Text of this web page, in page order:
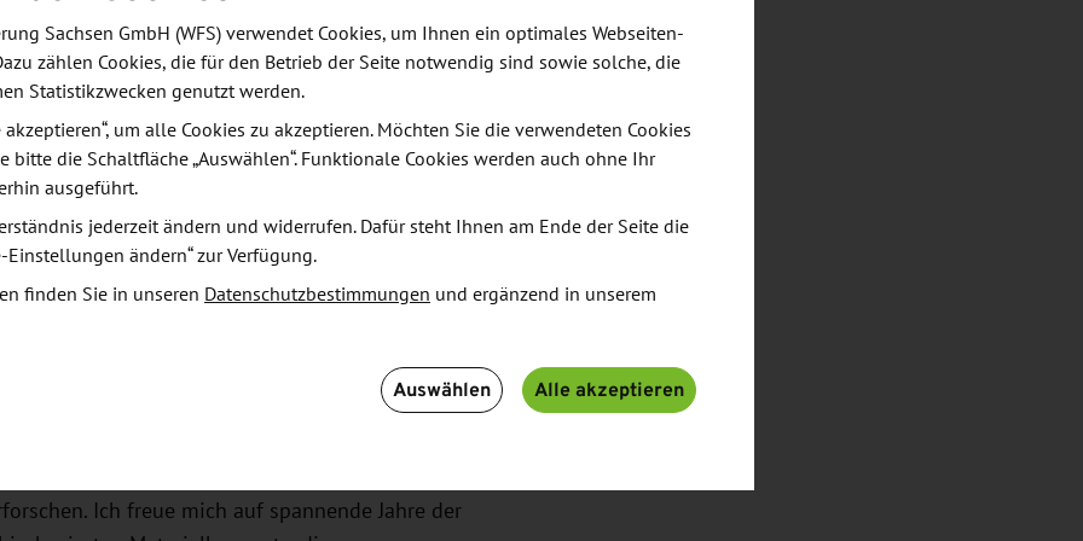
sich nur mit großem Aufwand recyclen.
Center for Applied Physics and Photonic
der Natur als Vorbild dient, um zur Lösung
Das filigrane Gefäßsystem der Blätter wird als
aufgefüllt. So entsteht ein neuartiges
Bauteile ersetzen können. Gelingt dies,
Zukunft leisten. Bei der Herstellung
Rohstoffe benötigt werden und andererseits
so dass sich die übrigen Komponenten
Leiterplatten aus natürlichen Blättern zu
Aspekte hin zu einer
Ich freue mich auf spannende Jahre der
Sachsen GmbH (WFS) verwendet Cookies, um Ihnen ein optimales Webseiten-
zählen Cookies, die für den Betrieb der Seite notwendig sind sowie solche, die
Statistikzwecken genutzt werden.
um alle Cookies zu akzeptieren. Möchten Sie die verwendeten Cookies
bitte die Schaltfläche „Auswählen“. Funktionale Cookies werden auch ohne Ihr
ausgeführt.
jederzeit ändern und widerrufen. Dafür steht Ihnen am Ende der Seite die
Einstellungen ändern“ zur Verfügung.
finden Sie in unseren Datenschutzbestimmungen und ergänzend in unserem
Auswählen Alle akzeptieren